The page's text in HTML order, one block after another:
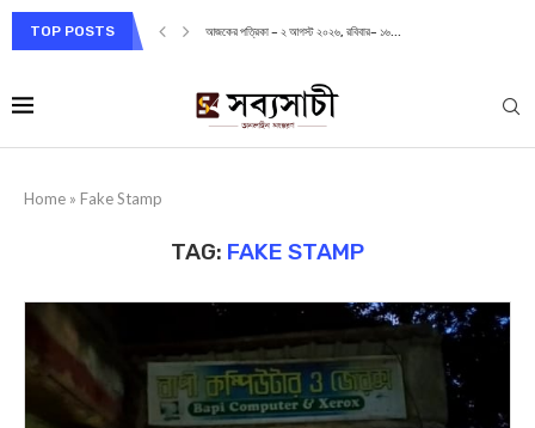
TOP POSTS আজকের পত্রিকা – ২ আগস্ট ২০২৬, রবিবার– ১৬...
Home » Fake Stamp
TAG: FAKE STAMP